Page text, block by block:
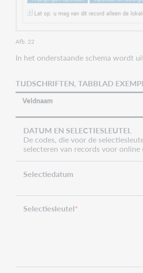
Afb. 22
In het onderstaande schema wordt
TIJDSCHRIFTEN, TABBLAD
Veldnaam
DATUM EN SELECTIESLEUTEL
De codes, die voor de
selecteren van records voor
Selectiedatum
Selectiesleutel*